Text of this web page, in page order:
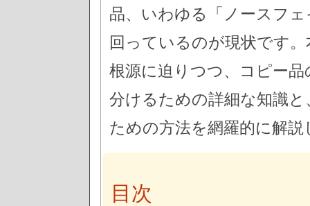
品、いわゆる「ノースフ
回っているのが現状です
根源に迫りつつ、コピー
分けるための詳細な知識
ための方法を網羅的に解説
目次